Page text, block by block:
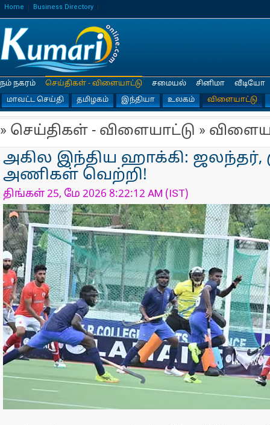
Home Business Directory
நம் நகரம்
செய்திகள் - விளையாட்டு
மாவட்ட செய்தி
தமிழகம் இந்தியா உலகம் விளையாட்டு
சமையல் சினிமா வீடியோ
» செய்திகள் - விளையாட்டு »
அகில இந்திய ஹாக்கி: ஜலந்தர்,
அணிகள் வெற்றி!
திங்கள் 25, மே 2026 8:22:12 AM (IST)